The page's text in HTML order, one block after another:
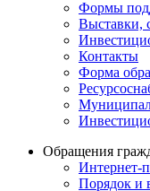
Формы
Выставки,
Контакты
Форма
Обращения
Интернет-
Порядок и